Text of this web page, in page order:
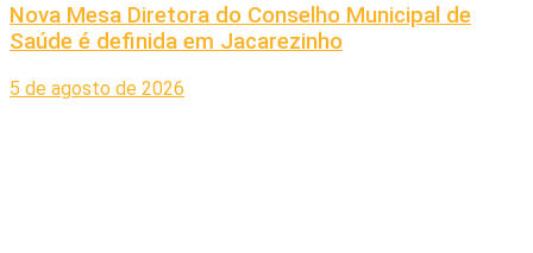
Nova Mesa Diretora do Conselho Municipal de
Saúde é definida em Jacarezinho
5 de agosto de 2026